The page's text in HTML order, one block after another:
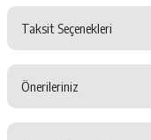
Taksit Seçenekleri
Önerileriniz